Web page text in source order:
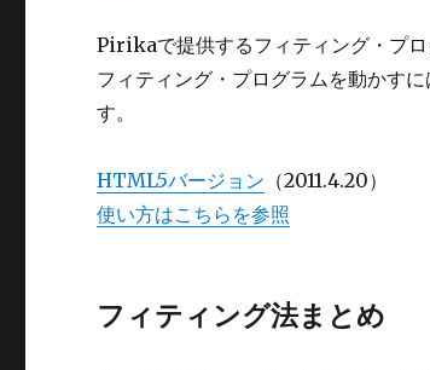
Pirikaで提供するフィティング・プロ
フィティング・プログラムを動かす
す。
HTML5バージョン （2011.4.20）
使い方はこちらを参照
フィティング法まとめ